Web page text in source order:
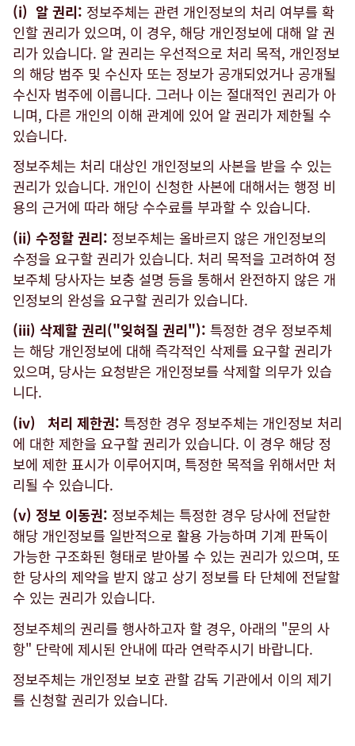
(i) 알 권리: 정보주체는 관련 개인정보의 처리 여부를 확
인할 권리가 있으며, 이 경우, 해당 개인정보에 대해 알 권
리가 있습니다. 알 권리는 우선적으로 처리 목적, 개인정보
의 해당 범주 및 수신자 또는 정보가 공개되었거나 공개될
수신자 범주에 이릅니다. 그러나 이는 절대적인 권리가 아
니며, 다른 개인의 이해 관계에 있어 알 권리가 제한될 수
있습니다.
정보주체는 처리 대상인 개인정보의 사본을 받을 수 있는
권리가 있습니다. 개인이 신청한 사본에 대해서는 행정 비
용의 근거에 따라 해당 수수료를 부과할 수 있습니다.
(ii) 수정할 권리: 정보주체는 올바르지 않은 개인정보의
수정을 요구할 권리가 있습니다. 처리 목적을 고려하여 정
보주체 당사자는 보충 설명 등을 통해서 완전하지 않은 개
인정보의 완성을 요구할 권리가 있습니다.
(iii) 삭제할 권리("잊혀질 권리"): 특정한 경우 정보주체
는 해당 개인정보에 대해 즉각적인 삭제를 요구할 권리가
있으며, 당사는 요청받은 개인정보를 삭제할 의무가 있습
니다.
(iv) 처리 제한권: 특정한 경우 정보주체는 개인정보 처리
에 대한 제한을 요구할 권리가 있습니다. 이 경우 해당 정
보에 제한 표시가 이루어지며, 특정한 목적을 위해서만 처
리될 수 있습니다.
(v) 정보 이동권: 정보주체는 특정한 경우 당사에 전달한
해당 개인정보를 일반적으로 활용 가능하며 기계 판독이
가능한 구조화된 형태로 받아볼 수 있는 권리가 있으며, 또
한 당사의 제약을 받지 않고 상기 정보를 타 단체에 전달할
수 있는 권리가 있습니다.
정보주체의 권리를 행사하고자 할 경우, 아래의 "문의 사
항" 단락에 제시된 안내에 따라 연락주시기 바랍니다.
정보주체는 개인정보 보호 관할 감독 기관에서 이의 제기
를 신청할 권리가 있습니다.